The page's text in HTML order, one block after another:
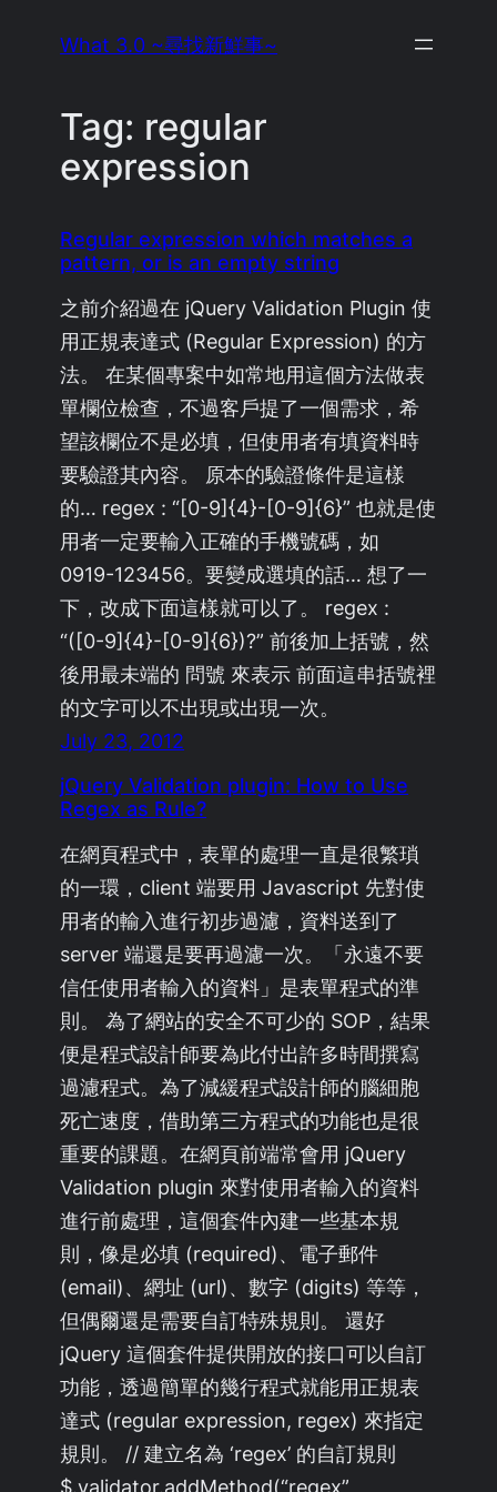
What 3.0 ~尋找新鮮事~
Tag: regular
expression
Regular expression which matches a
pattern, or is an empty string
之前介紹過在 jQuery Validation Plugin 使
用正規表達式 (Regular Expression) 的方
法。 在某個專案中如常地用這個方法做表
單欄位檢查，不過客戶提了一個需求，希
望該欄位不是必填，但使用者有填資料時
要驗證其內容。 原本的驗證條件是這樣
的… regex : “[0-9]{4}-[0-9]{6}” 也就是使
用者一定要輸入正確的手機號碼，如
0919-123456。要變成選填的話… 想了一
下，改成下面這樣就可以了。 regex :
“([0-9]{4}-[0-9]{6})?” 前後加上括號，然
後用最未端的 問號 來表示 前面這串括號裡
的文字可以不出現或出現一次。
July 23, 2012
jQuery Validation plugin: How to Use
Regex as Rule?
在網頁程式中，表單的處理一直是很繁瑣
的一環，client 端要用 Javascript 先對使
用者的輸入進行初步過濾，資料送到了
server 端還是要再過濾一次。「永遠不要
信任使用者輸入的資料」是表單程式的準
則。 為了網站的安全不可少的 SOP，結果
便是程式設計師要為此付出許多時間撰寫
過濾程式。為了減緩程式設計師的腦細胞
死亡速度，借助第三方程式的功能也是很
重要的課題。在網頁前端常會用 jQuery
Validation plugin 來對使用者輸入的資料
進行前處理，這個套件內建一些基本規
則，像是必填 (required)、電子郵件
(email)、網址 (url)、數字 (digits) 等等，
但偶爾還是需要自訂特殊規則。 還好
jQuery 這個套件提供開放的接口可以自訂
功能，透過簡單的幾行程式就能用正規表
達式 (regular expression, regex) 來指定
規則。 // 建立名為 ‘regex’ 的自訂規則
$.validator.addMethod(“regex”,